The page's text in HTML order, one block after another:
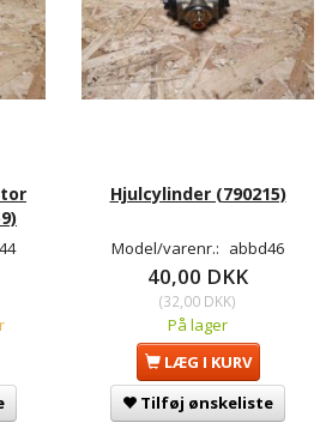
Hjulcylinder (790215)
Model/varenr.: abbd46
40,00 DKK
(32,00 DKK)
På lager
LÆG I KURV
Tilføj ønskeliste